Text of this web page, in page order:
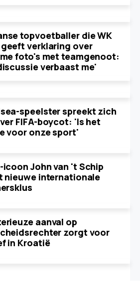
topvoetballer die WK
verklaring over
foto's met teamgenoot:
verbaast me'
speelster spreekt zich
FIFA-boycot: 'Is het
voor onze sport'
John van 't Schip
nieuwe internationale
aanval op
zorgt voor
in Kroatië